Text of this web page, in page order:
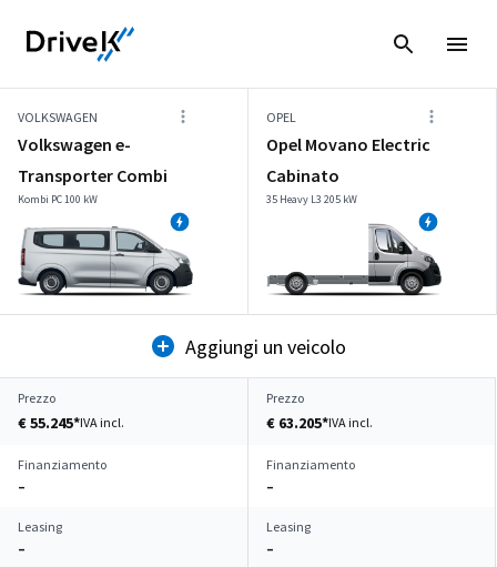
VOLKSWAGEN
Volkswagen e-
Transporter Combi
Kombi PC 100 kW
OPEL
Opel Movano Electric
Cabinato
35 Heavy L3 205 kW
Aggiungi un veicolo
Prezzo
€ 55.245*IVA incl.
Prezzo
€ 63.205*IVA incl.
Finanziamento
–
Finanziamento
–
Leasing
–
Leasing
–